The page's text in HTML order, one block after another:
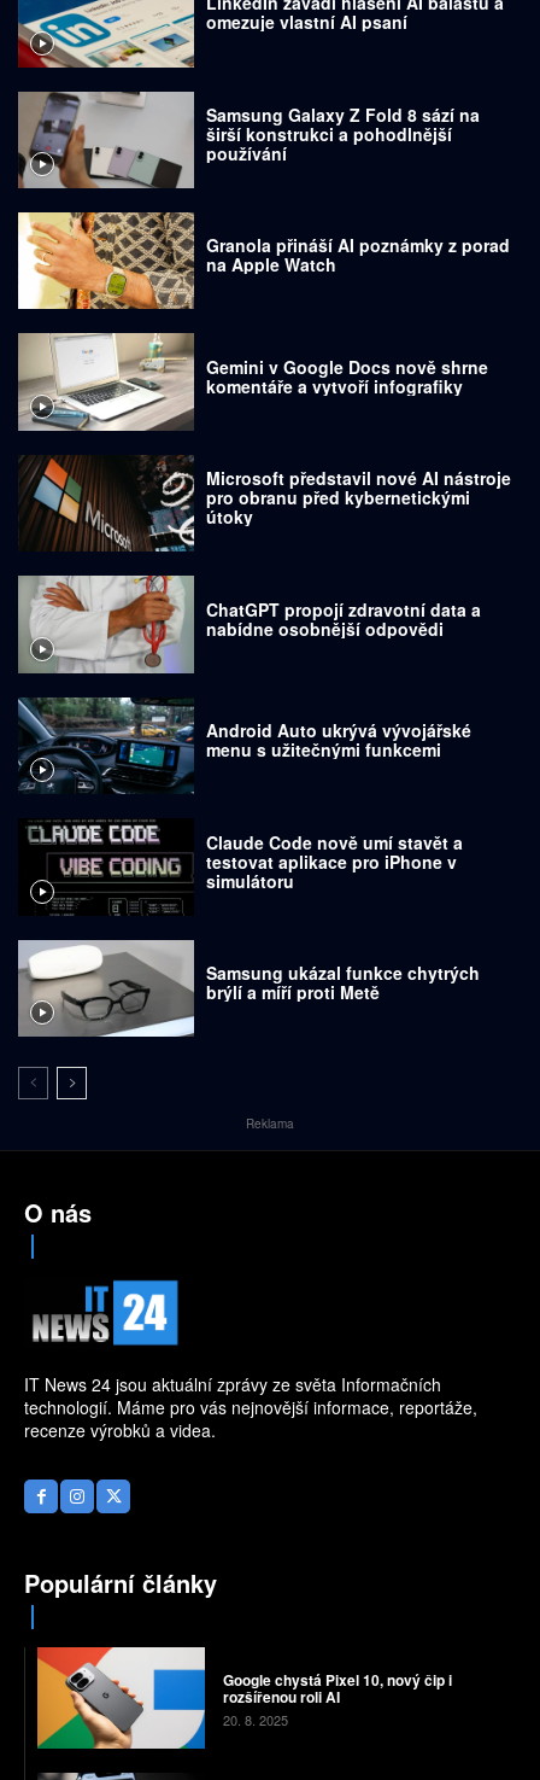
omezuje vlastní AI psaní
Samsung Galaxy Z Fold 8 sází na
širší konstrukci a pohodlnější
používání
Granola přináší AI poznámky z porad
na Apple Watch
Gemini v Google Docs nově shrne
komentáře a vytvoří infografiky
Microsoft představil nové AI nástroje
pro obranu před kybernetickými
útoky
ChatGPT propojí zdravotní data a
nabídne osobnější odpovědi
Android Auto ukrývá vývojářské
menu s užitečnými funkcemi
Claude Code nově umí stavět a
testovat aplikace pro iPhone v
simulátoru
Samsung ukázal funkce chytrých
brýlí a míří proti Metě
Reklama
O nás
IT News 24 jsou aktuální zprávy ze světa Informačních
technologií. Máme pro vás nejnovější informace, reportáže,
recenze výrobků a videa.
Populární články
Google chystá Pixel 10, nový čip i
rozšířenou roli AI
20. 8. 2025